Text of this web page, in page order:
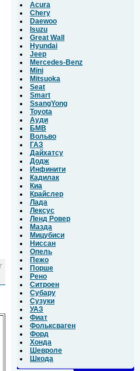
Acura
Chery
Daewoo
Isuzu
Great Wall
Hyundai
Jeep
Mercedes-Benz
Mini
Mitsuoka
Seat
Smart
SsangYong
Toyota
Ауди
БМВ
Вольво
ГАЗ
Дайхатсу
Додж
Инфинити
Кадилак
Киа
Крайслер
Лада
Лексус
Ленд Ровер
Мазда
Мицубиси
Ниссан
Опель
Пежо
Порше
Рено
Ситроен
Субару
Сузуки
УАЗ
Фиат
Фольксваген
Форд
Хонда
Шевроле
Шкода